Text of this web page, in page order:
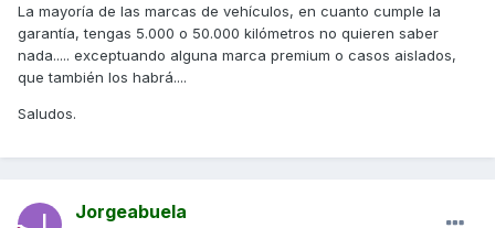
te lo cambian tan fácilmente sin rechistar por que te dicen
que es una pieza de desgaste , pero aquí ya ven el
problema Que tienen , te lo cambian sin rechistar y luego a
pagar
Resumiendo, que una pieza de desgaste la cambian con
de 20.000km porque dicen que es una pieza de desgaste ,
La mayoría de las marcas de vehículos, en cuanto cumple la
garantía, tengas 5.000 o 50.000 kilómetros no quieren saber
nada..... exceptuando alguna marca premium o casos aislados,
que también los habrá....
Saludos.
Jorgeabuela